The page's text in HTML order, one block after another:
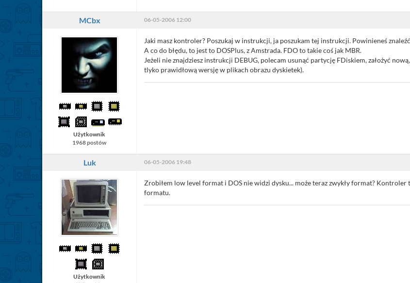
MCbx 06-05-2006 12:00
Użytkownik
1968 postów
Jaki masz kontroler? Poszukaj w instrukcji, ja poszukam tej instrukcji. Powinieneś
A co do błędu, to jest to DOSPlus, z Amstrada. FDO to takie coś jak MBR.
Jeżeli nie znajdziesz instrukcji DEBUG, polecam usunąć partycję FDiskiem, założyć
tlyko prawidłową wersję w plikach obrazu dyskietek).
Luk 06-05-2006 19:48
Użytkownik
Zrobiłem low level format i DOS nie widzi dysku... może teraz zwykły format?
formatu.